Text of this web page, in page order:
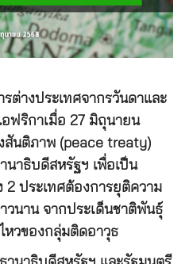
ต่างประเทศจากรวันดาและ
ฟริกาเมื่อ 27 มิถุนายน
สันติภาพ (peace treaty)
นาธิบดีสหรัฐฯ เพื่อเป็น
ประเทศต้องการยุติความ
วนาน จากประเด็นชาติพันธุ์
หวของกลุ่มติดอาวุธ